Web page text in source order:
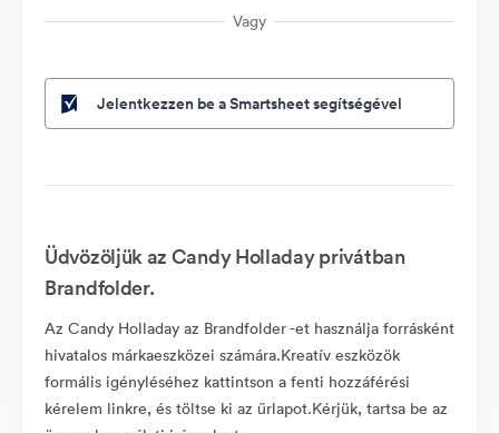
Vagy
Jelentkezzen be a Smartsheet segítségével
Üdvözöljük az Candy Holladay privátban
Brandfolder.
Az Candy Holladay az Brandfolder -et használja forrásként
hivatalos márkaeszközei számára.Kreatív eszközök
formális igényléséhez kattintson a fenti hozzáférési
kérelem linkre, és töltse ki az űrlapot.Kérjük, tartsa be az